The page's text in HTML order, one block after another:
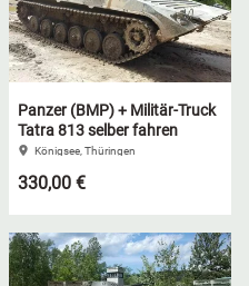
Panzer (BMP) + Militär-Truck
Tatra 813 selber fahren
Königsee, Thüringen
330,00 €